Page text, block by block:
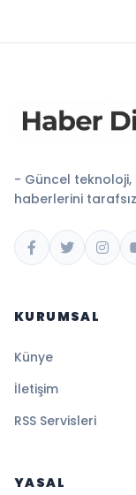
- Güncel
haberlerini tarafsız
KURUMSAL
Künye
İletişim
RSS Servisleri
YASAL